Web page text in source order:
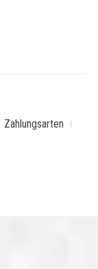
Zahlungsarten